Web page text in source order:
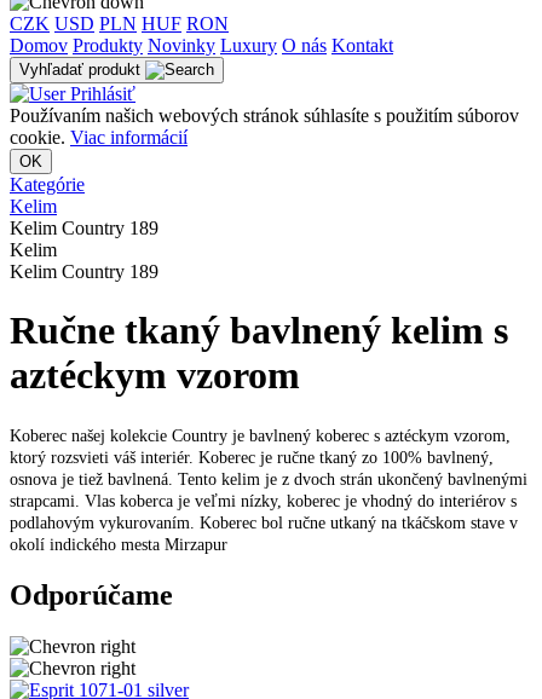
CZK USD PLN HUF RON
Domov Produkty Novinky Luxury O nás Kontakt
Vyhľadať produkt
Prihlásiť
Používaním našich webových stránok súhlasíte s použitím súborov
cookie. Viac informácií
OK
Kategórie
Kelim
Kelim Country 189
Kelim
Kelim Country 189
Ručne tkaný bavlnený kelim s
aztéckym vzorom
Koberec našej kolekcie Country je bavlnený koberec s aztéckym vzorom,
ktorý rozsvieti váš interiér. Koberec je ručne tkaný zo 100% bavlnený,
osnova je tiež bavlnená. Tento kelim je z dvoch strán ukončený bavlnenými
strapcami. Vlas koberca je veľmi nízky, koberec je vhodný do interiérov s
podlahovým vykurovaním. Koberec bol ručne utkaný na tkáčskom stave v
okolí indického mesta Mirzapur
Odporúčame